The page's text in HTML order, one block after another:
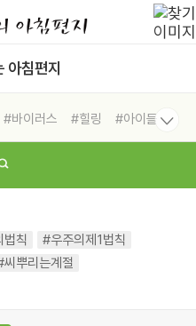
아침편지
#바이러스 #힐링
#아이들
칙
#우주의제1법칙
씨뿌리는계절